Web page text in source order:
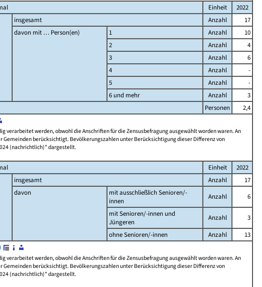
Einheit
2022
insgesamt Anzahl
17
davon mit … Person(en)
1 Anzahl
10
2
Anzahl
4
3
Anzahl
6
4
Anzahl
-
5
Anzahl
-
6 und mehr
Anzahl
3
Personen
2,4
werden, obwohl die Anschriften für die Zensusbefragung ausgewählt worden waren. An
berücksichtigt. Bevölkerungszahlen unter Berücksichtigung dieser Differenz von
(nachrichtlich)" dargestellt.
Einheit
2022
insgesamt Anzahl
17
davon
mit ausschließlich Senioren/-
innen
Anzahl
6
mit Senioren/-innen und
Jüngeren
Anzahl
3
ohne Senioren/-innen
Anzahl
13
werden, obwohl die Anschriften für die Zensusbefragung ausgewählt worden waren. An
berücksichtigt. Bevölkerungszahlen unter Berücksichtigung dieser Differenz von
(nachrichtlich)" dargestellt.